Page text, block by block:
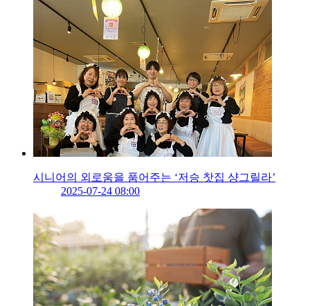
시니어의 외로움을 품어주는 ‘저승 찻집 샹그릴라’
2025-07-24 08:00